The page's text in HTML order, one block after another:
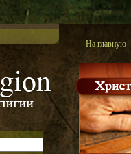
На главную